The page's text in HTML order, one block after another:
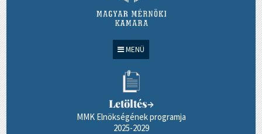
MENÜ
Letöltés→
MMK Elnökségének programja
2025-2029